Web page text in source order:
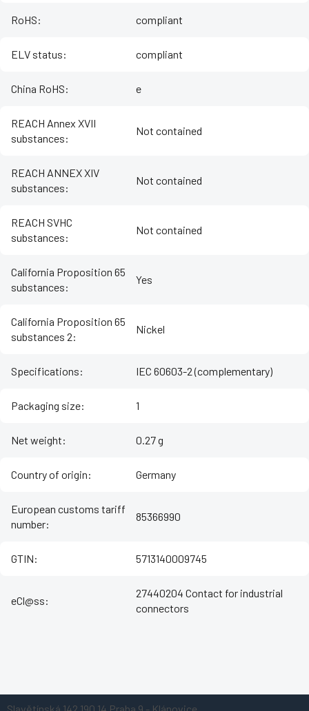
RoHS: compliant
ELV status: compliant
China RoHS: e
REACH Annex XVII
substances:
Not contained
REACH ANNEX XIV
substances:
Not contained
REACH SVHC
substances:
Not contained
California Proposition 65
substances:
Yes
California Proposition 65
substances 2:
Nickel
Specifications: IEC 60603-2 (complementary)
Packaging size: 1
Net weight: 0.27 g
Country of origin: Germany
European customs tariff
number:
85366990
GTIN: 5713140009745
eCl@ss:
27440204 Contact for industrial
connectors